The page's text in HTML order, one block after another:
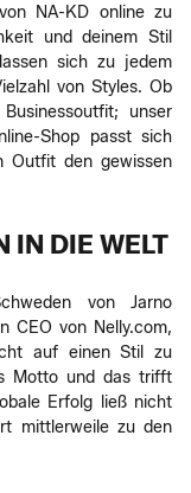
NA-KD online zu
und deinem Stil
sich zu jedem
von Styles. Ob
unser
Shop passt sich
Outfit den gewissen
IN DIE WELT
von Jarno
CEO von Nelly.com,
auf einen Stil zu
Motto und das trifft
Erfolg ließ nicht
mittlerweile zu den